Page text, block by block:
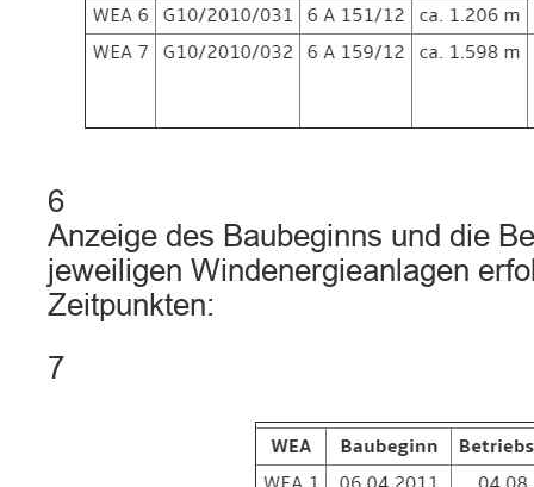
6
Anzeige des Baubeginns und die
jeweiligen Windenergieanlagen
Zeitpunkten:
7